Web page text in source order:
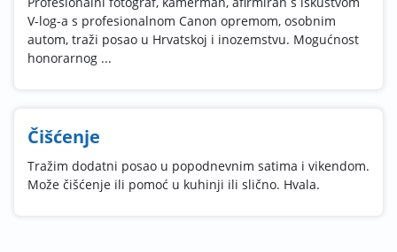
V-log-a s profesionalnom Canon opremom, osobnim
autom, traži posao u Hrvatskoj i inozemstvu. Mogućnost
honorarnog ...
Čišćenje
Tražim dodatni posao u popodnevnim satima i vikendom.
Može čišćenje ili pomoć u kuhinji ili slično. Hvala.